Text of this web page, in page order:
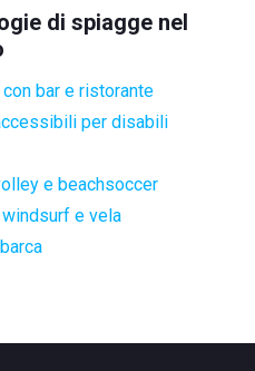
di spiagge nel
bar e ristorante
per disabili
e beachsoccer
e vela